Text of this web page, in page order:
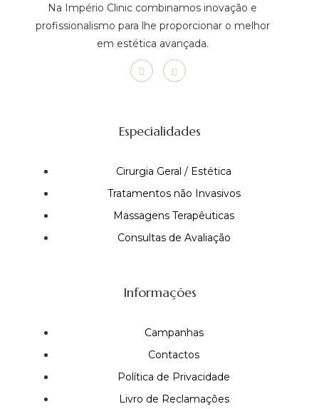
Na Império Clinic combinamos inovação e
profissionalismo para lhe proporcionar o melhor
em estética avançada.
Especialidades
Cirurgia Geral / Estética
Tratamentos não Invasivos
Massagens Terapêuticas
Consultas de Avaliação
Informações
Campanhas
Contactos
Política de Privacidade
Livro de Reclamações